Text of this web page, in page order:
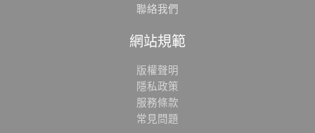
聯絡我們
網站規範
版權聲明
隱私政策
服務條款
常見問題